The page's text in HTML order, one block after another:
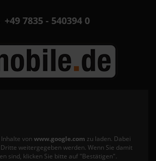
+49 7835 - 540394 0
von www.google.com zu laden. Dabei
weitergegeben werden. Wenn Sie damit
sind, klicken Sie bitte auf "Bestätigen".